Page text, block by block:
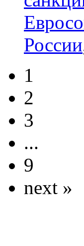
России
1
2
3
...
9
next »